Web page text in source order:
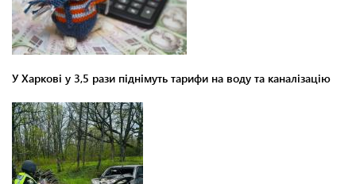
У Харкові у 3,5 рази піднімуть тарифи на воду та каналізацію